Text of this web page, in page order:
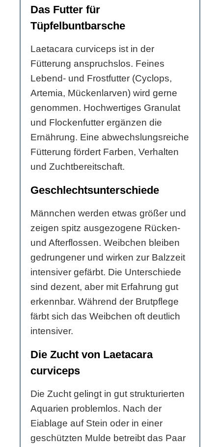
Das Futter für
Tüpfelbuntbarsche
Laetacara curviceps ist in der
Fütterung anspruchslos. Feines
Lebend- und Frostfutter (Cyclops,
Artemia, Mückenlarven) wird gerne
genommen. Hochwertiges Granulat
und Flockenfutter ergänzen die
Ernährung. Eine abwechslungsreiche
Fütterung fördert Farben, Verhalten
und Zuchtbereitschaft.
Geschlechtsunterschiede
Männchen werden etwas größer und
zeigen spitz ausgezogene Rücken-
und Afterflossen. Weibchen bleiben
gedrungener und wirken zur Balzzeit
intensiver gefärbt. Die Unterschiede
sind dezent, aber mit Erfahrung gut
erkennbar. Während der Brutpflege
färbt sich das Weibchen oft deutlich
intensiver.
Die Zucht von Laetacara
curviceps
Die Zucht gelingt in gut strukturierten
Aquarien problemlos. Nach der
Eiablage auf Stein oder in einer
geschützten Mulde betreibt das Paar